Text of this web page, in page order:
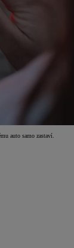
auto samo zastaví.